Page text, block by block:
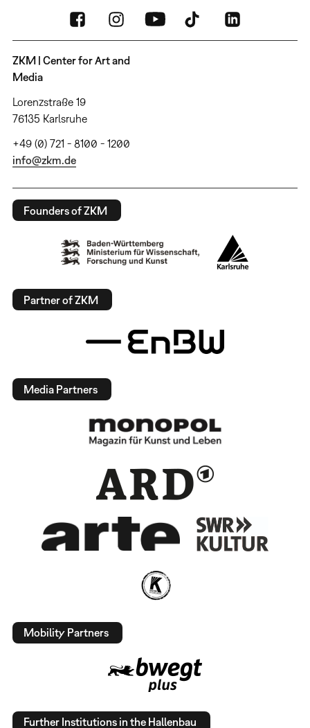
ZKM | Center for Art and
Media
Lorenzstraße 19
76135 Karlsruhe
+49 (0) 721 - 8100 - 1200
info@zkm.de
Founders of ZKM
Partner of ZKM
Media Partners
Mobility Partners
Further Institutions in the Hallenbau